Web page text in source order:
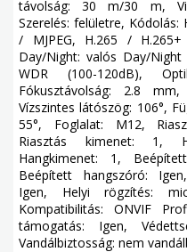
távolság: 30 m/30 m,
Szerelés: felületre, Kódolás:
/ MJPEG, H.265 /
Day/Night: valós Day/Night
WDR (100-120dB),
Fókusztávolság: 2.8
Vízszintes látószög: 106°,
55°, Foglalat: M12,
Riasztás kimenet: 1,
Hangkimenet: 1,
Beépített hangszóró:
Igen, Helyi rögzítés:
Kompatibilitás: ONVIF
támogatás: Igen,
Vandálbiztosság: nem